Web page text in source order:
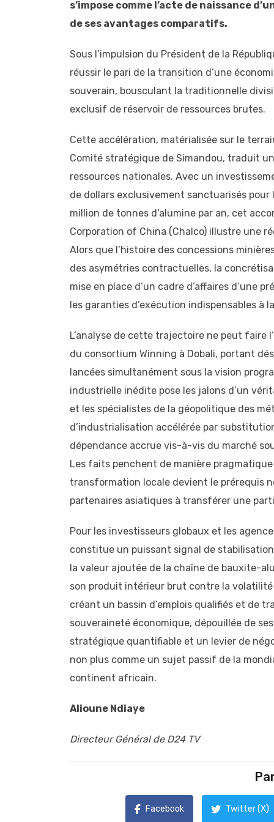
s’impose comme l’acte de naissance
de ses avantages comparatifs.
Sous l’impulsion du Président de la
réussir le pari de la transition d’une
souverain, bousculant la traditionnelle
exclusif de réservoir de ressources brutes.
Cette accélération, matérialisée sur le
Comité stratégique de Simandou, traduit
ressources nationales. Avec un
de dollars exclusivement sanctuarisés
million de tonnes d’alumine par an, cet
Corporation of China (Chalco) illustre une
Alors que l’histoire des concessions
des asymétries contractuelles, la
mise en place d’un cadre d’affaires d’une
les garanties d’exécution indispensables à
L’analyse de cette trajectoire ne peut faire
du consortium Winning à Dobali, portant
lancées simultanément sous la vision
industrielle inédite pose les jalons d’un
et les spécialistes de la géopolitique des
d’industrialisation accélérée par
dépendance accrue vis-à-vis du marché
Les faits penchent de manière
transformation locale devient le prérequis
partenaires asiatiques à transférer une
Pour les investisseurs globaux et les
constitue un puissant signal de
la valeur ajoutée de la chaîne de bauxite-
son produit intérieur brut contre la
créant un bassin d’emplois qualifiés et de
souveraineté économique, dépouillée de
stratégique quantifiable et un levier de
non plus comme un sujet passif de la
continent africain.
Alioune Ndiaye
Directeur Général de D24 TV
Facebook Twitter (X)